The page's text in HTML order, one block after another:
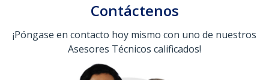
Contáctenos
¡Póngase en contacto hoy mismo con uno de nuestros
Asesores Técnicos calificados!